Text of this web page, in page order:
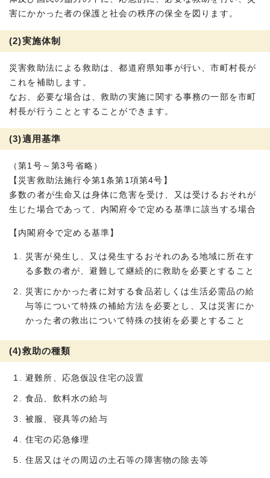
害にかかった者の保護と社会の秩序の保全を図ります。
(2)実施体制
災害救助法による救助は、都道府県知事が行い、市町村長が
これを補助します。
なお、必要な場合は、救助の実施に関する事務の一部を市町
村長が行うこととすることができます。
(3)適用基準
（第1号～第3号省略）
【災害救助法施行令第1条第1項第4号】
多数の者が生命又は身体に危害を受け、又は受けるおそれが
生じた場合であって、内閣府令で定める基準に該当する場合
【内閣府令で定める基準】
災害が発生し、又は発生するおそれのある地域に所在す
る多数の者が、避難して継続的に救助を必要とすること
災害にかかった者に対する食品若しくは生活必需品の給
与等について特殊の補給方法を必要とし、又は災害にか
かった者の救出について特殊の技術を必要とすること
(4)救助の種類
避難所、応急仮設住宅の設置
食品、飲料水の給与
被服、寝具等の給与
住宅の応急修理
住居又はその周辺の土石等の障害物の除去等